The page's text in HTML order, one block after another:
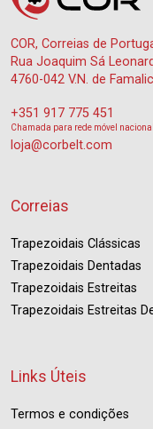
COR, Correias de
Rua Joaquim Sá
4760-042 V.N. de
+351 917 775 451
Chamada para rede móvel nacional
loja@corbelt.com
Correias
Trapezoidais Clássicas
Trapezoidais Dentadas
Trapezoidais Estreitas
Trapezoidais Estreitas
Links Úteis
Termos e condições